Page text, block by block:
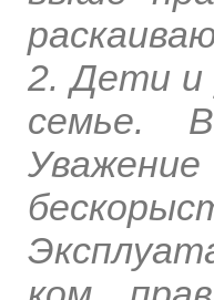
2. Дети и
семье.